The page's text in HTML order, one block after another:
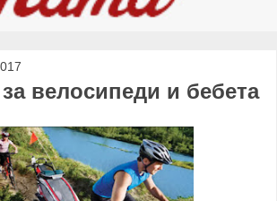
велосипеди и бебета